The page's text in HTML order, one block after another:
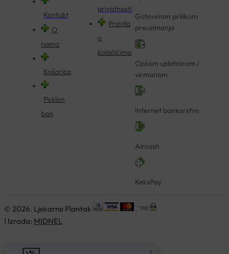
Kontakt
O
nama
Košarica
Poklon
bon
privatnosti
Pravila
o
kolačićima
Gotovinom prilikom
preuzimanja
Općom uplatnicom /
virmanom
Internet bankarstvo
Aircash
KeksPay
© 2026. Ljekarne Plantak
| Izrada: MIDNEL